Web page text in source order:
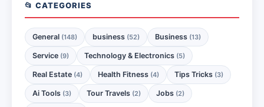
📂 CATEGORIES
General (148) business (52) Business (13)
Service (9) Technology & Electronics (5)
Real Estate (4) Health Fitness (4) Tips Tricks (3)
Ai Tools (3) Tour Travels (2) Jobs (2)